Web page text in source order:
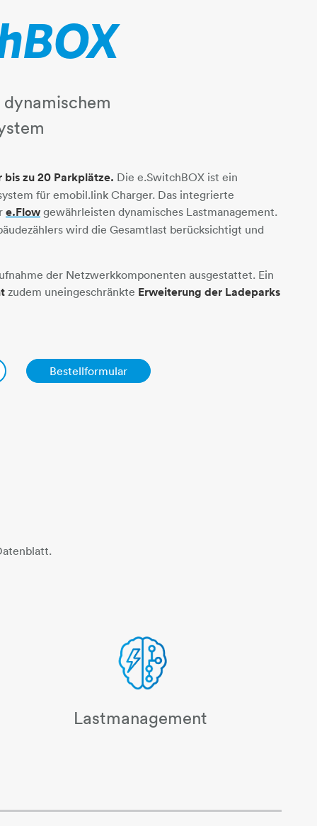
bis zu 20 Parkplätze. ​​​​​​​ Die e.SwitchBOX ist ein
für emobil.link Charger. Das integrierte
e.Flow gewährleisten dynamisches Lastmanagement.
wird die Gesamtlast berücksichtigt und
der Netzwerkkomponenten ausgestattet. Ein
zudem uneingeschränkte Erweiterung der Ladeparks
Bestellformular
Lastmanagement